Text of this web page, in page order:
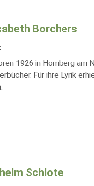
Borchers
1926 in Homberg am
Für ihre Lyrik
Schlote